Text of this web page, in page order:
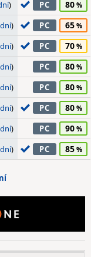
) PC 80
) PC 65
) PC 70
) PC 80
) PC 80
) PC 80
) PC 90
) PC 85